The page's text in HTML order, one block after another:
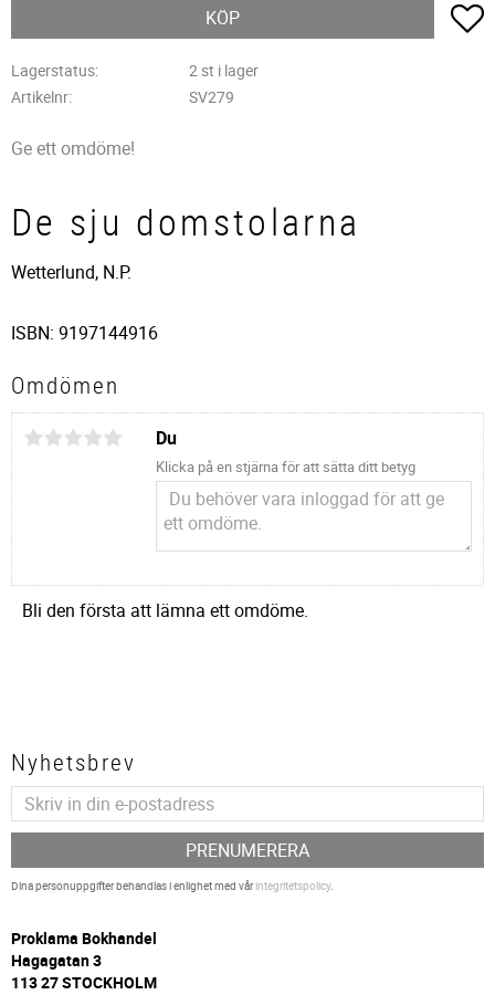
KÖP
Lagerstatus
2 st i lager
Artikelnr
SV279
Ge ett omdöme!
De sju domstolarna
Wetterlund, N.P.
ISBN: 9197144916
Omdömen
Du
Klicka på en stjärna för att sätta ditt betyg
Bli den första att lämna ett omdöme.
Nyhetsbrev
PRENUMERERA
Dina personuppgifter behandlas i enlighet med vårintegritetspolicy.
Proklama Bokhandel
Hagagatan 3
113 27 STOCKHOLM